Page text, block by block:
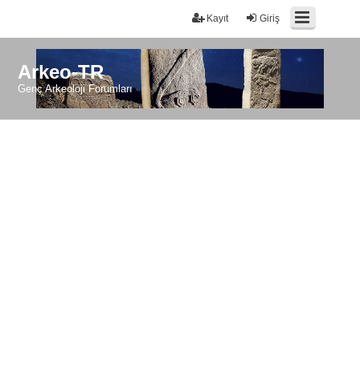
Giriş
Kayıt
Arkeo-TR
Genç Arkeoloji Forumları